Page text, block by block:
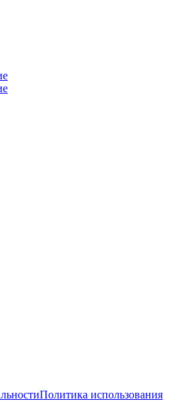
Политика использования